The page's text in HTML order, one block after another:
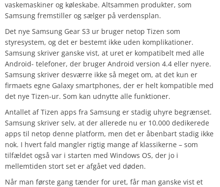
vaskemaskiner og køleskabe. Altsammen produkter, som
Samsung fremstiller og sælger på verdensplan.
Det nye Samsung Gear S3 ur bruger netop Tizen som
styresystem, og det er bestemt ikke uden komplikationer.
Samsung skriver ganske vist, at uret er kompatibelt med alle
Android- telefoner, der bruger Android version 4.4 eller nyere.
Samsung skriver desværre ikke så meget om, at det kun er
firmaets egne Galaxy smartphones, der er helt kompatible med
det nye Tizen-ur. Som kan udnytte alle funktioner.
Antallet af Tizen apps fra Samsung er stadig uhyre begrænset.
Samsung skriver selv, at der allerede nu er 10.000 dedikerede
apps til netop denne platform, men det er åbenbart stadig ikke
nok. I hvert fald mangler rigtig mange af klassikerne – som
tilfældet også var i starten med Windows OS, der jo i
mellemtiden stort set er afgået ved døden.
Når man første gang tænder for uret, får man ganske vist et